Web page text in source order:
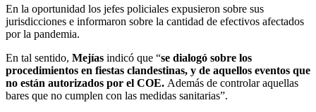
En la oportunidad los jefes policiales expusieron sobre sus
jurisdicciones e informaron sobre la cantidad de efectivos afectados
por la pandemia.
En tal sentido, Mejías indicó que “se dialogó sobre los
procedimientos en fiestas clandestinas, y de aquellos eventos que
no están autorizados por el COE. Además de controlar aquellas
bares que no cumplen con las medidas sanitarias”.